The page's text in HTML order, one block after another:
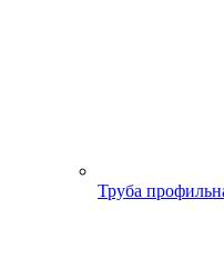
Труба